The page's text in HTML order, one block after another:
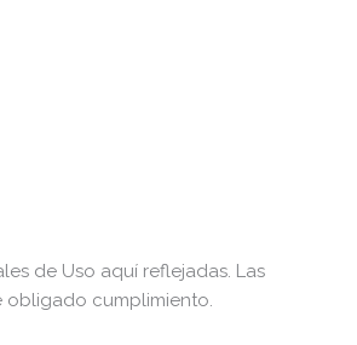
de Uso aquí reflejadas. Las
cumplimiento.